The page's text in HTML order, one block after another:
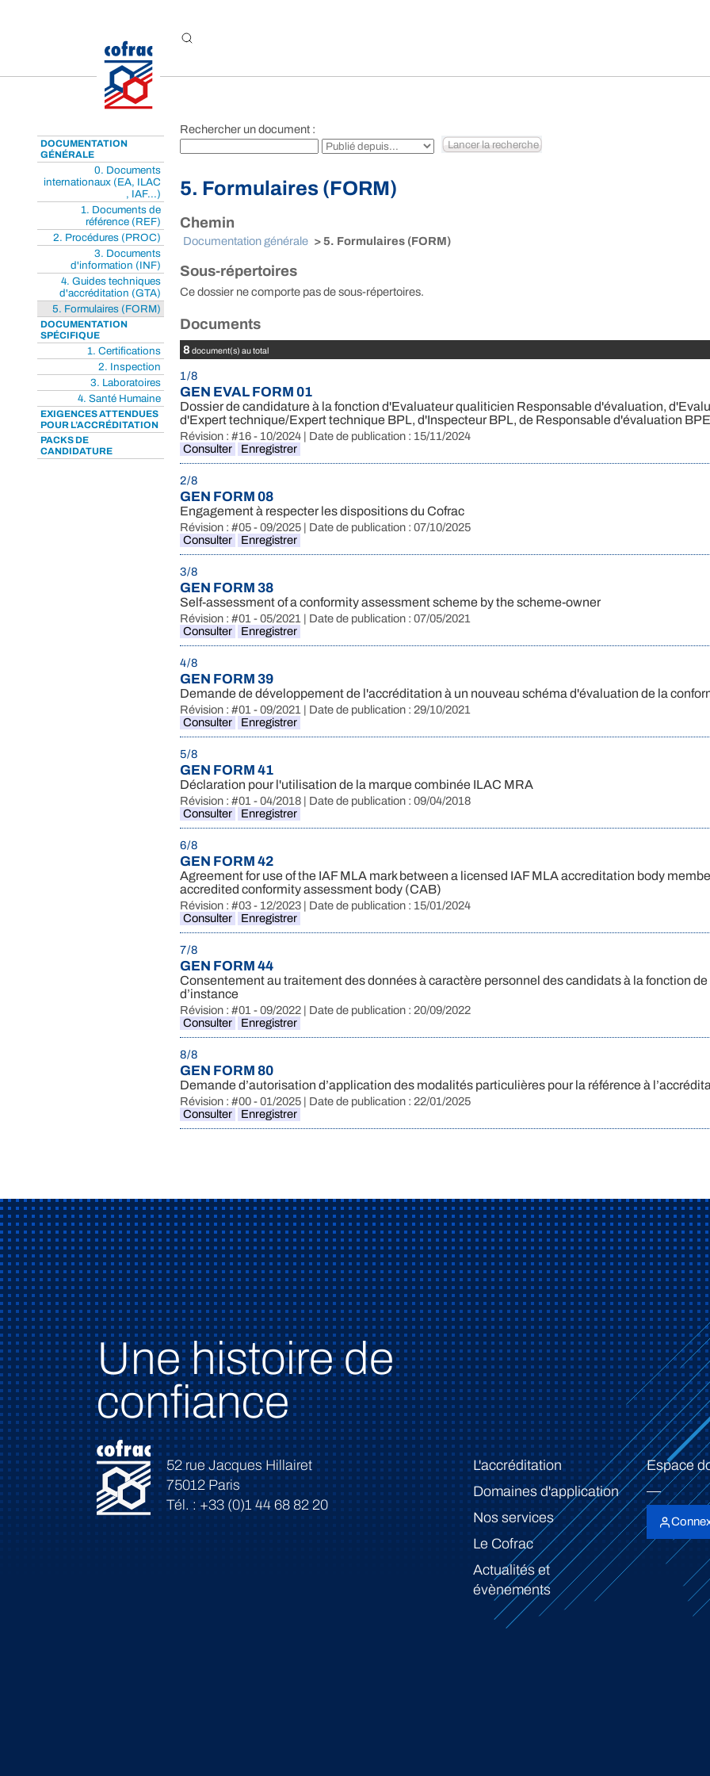
DOCUMENTATION
GÉNÉRALE
0. Documents
internationaux (EA, ILAC
, IAF...)
1. Documents de
référence (REF)
2. Procédures (PROC)
3. Documents
d'information (INF)
4. Guides techniques
d'accréditation (GTA)
5. Formulaires (FORM)
DOCUMENTATION
SPÉCIFIQUE
1. Certifications
2. Inspection
3. Laboratoires
4. Santé Humaine
EXIGENCES ATTENDUES
POUR L’ACCRÉDITATION
PACKS DE
CANDIDATURE
Rechercher un document :
5. Formulaires (FORM)
Chemin
Documentation générale > 5. Formulaires (FORM)
Sous-répertoires
Ce dossier ne comporte pas de sous-répertoires.
Documents
8 document(s) au total
1 / 8
GEN EVAL FORM 01
Dossier de candidature à la fonction d'Evaluateur qualiticien Responsable d'évaluation,
d'Expert technique/Expert technique BPL, d'Inspecteur BPL, de Responsable d'évaluation BPE
Révision : #16 - 10/2024 | Date de publication : 15/11/2024
Consulter
Enregistrer
2 / 8
GEN FORM 08
Engagement à respecter les dispositions du Cofrac
Révision : #05 - 09/2025 | Date de publication : 07/10/2025
Consulter
Enregistrer
3 / 8
GEN FORM 38
Self-assessment of a conformity assessment scheme by the scheme-owner
Révision : #01 - 05/2021 | Date de publication : 07/05/2021
Consulter
Enregistrer
4 / 8
GEN FORM 39
Demande de développement de l'accréditation à un nouveau schéma d'évaluation de la
Révision : #01 - 09/2021 | Date de publication : 29/10/2021
Consulter
Enregistrer
5 / 8
GEN FORM 41
Déclaration pour l'utilisation de la marque combinée ILAC MRA
Révision : #01 - 04/2018 | Date de publication : 09/04/2018
Consulter
Enregistrer
6 / 8
GEN FORM 42
Agreement for use of the IAF MLA mark between a licensed IAF MLA accreditation body
accredited conformity assessment body (CAB)
Révision : #03 - 12/2023 | Date de publication : 15/01/2024
Consulter
Enregistrer
7 / 8
GEN FORM 44
Consentement au traitement des données à caractère personnel des candidats à la fonction
d’instance
Révision : #01 - 09/2022 | Date de publication : 20/09/2022
Consulter
Enregistrer
8 / 8
GEN FORM 80
Demande d’autorisation d’application des modalités particulières pour la référence à
Révision : #00 - 01/2025 | Date de publication : 22/01/2025
Consulter
Enregistrer
Une histoire de
confiance
52 rue Jacques Hillairet
75012 Paris
Tél. : +33 (0)1 44 68 82 20
L'accréditation
Domaines d'application
Nos services
Le Cofrac
Actualités et
évènements
Espace